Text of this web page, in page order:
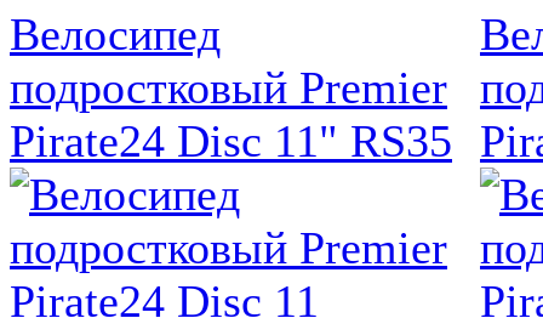
Велосипед
подростковый Premier
Pirate24 Disc 11" RS35